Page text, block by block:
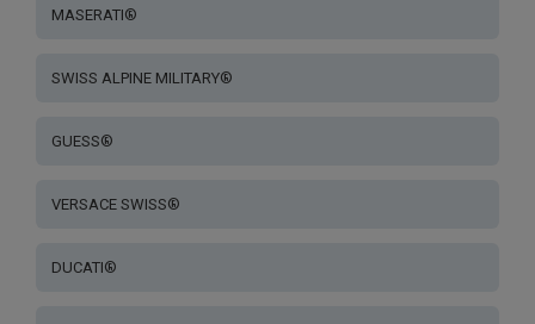
MASERATI®
SWISS ALPINE MILITARY®
GUESS®
VERSACE SWISS®
DUCATI®